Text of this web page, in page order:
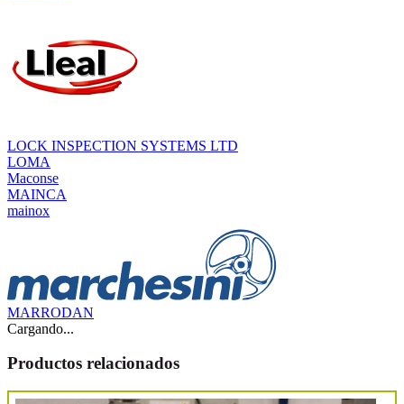
LOCK INSPECTION SYSTEMS LTD
LOMA
Maconse
MAINCA
mainox
MARRODAN
Cargando...
Productos relacionados